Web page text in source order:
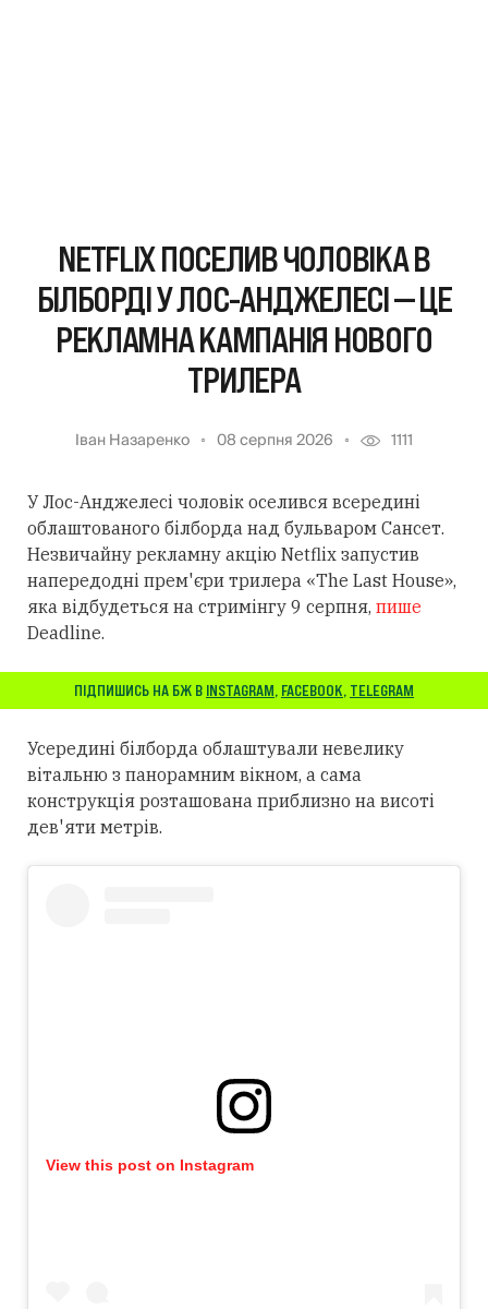
NETFLIX ПОСЕЛИВ ЧОЛОВІКА В
БІЛБОРДІ У ЛОС-АНДЖЕЛЕСІ — ЦЕ
РЕКЛАМНА КАМПАНІЯ НОВОГО
ТРИЛЕРА
Іван Назаренко 08 серпня 2026 1111
У Лос-Анджелесі чоловік оселився всередині
облаштованого білборда над бульваром Сансет.
Незвичайну рекламну акцію Netflix запустив
напередодні прем'єри трилера «The Last House»,
яка відбудеться на стримінгу 9 серпня, пише
Deadline.
ПІДПИШИСЬ НА БЖ В INSTAGRAM, FACEBOOK, TELEGRAM
Усередині білборда облаштували невелику
вітальню з панорамним вікном, а сама
конструкція розташована приблизно на висоті
дев'яти метрів.
View this post on Instagram